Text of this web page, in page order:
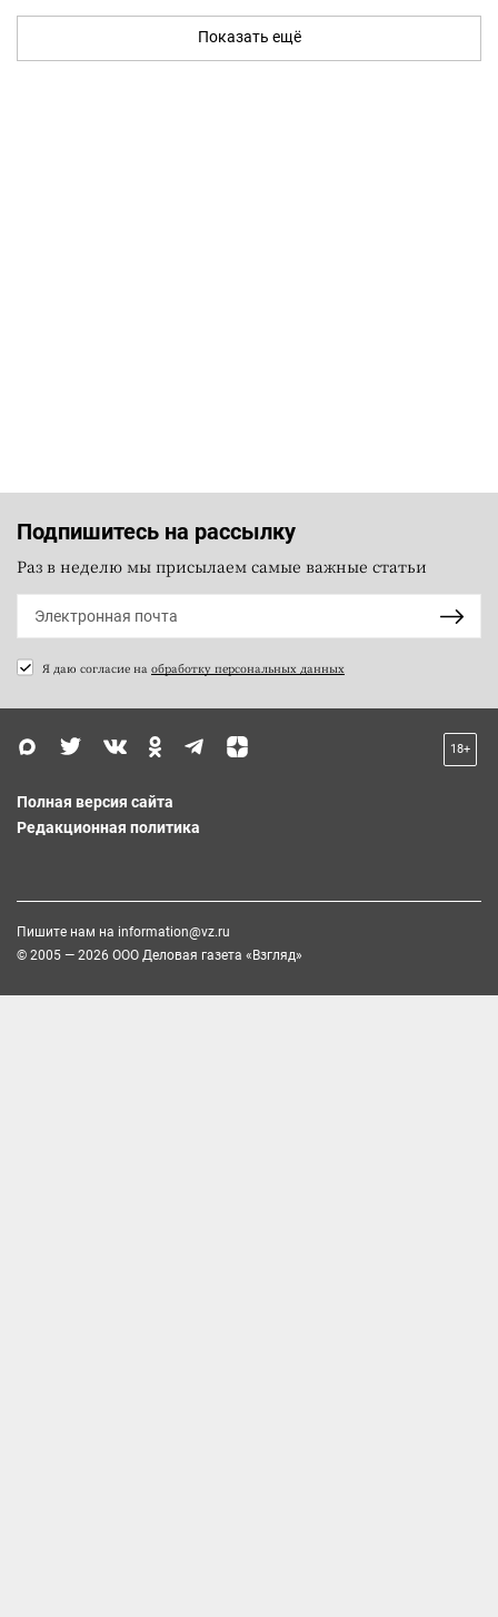
Показать ещё
Подпишитесь на рассылку
Раз в неделю мы присылаем самые важные статьи
Я даю согласие на обработку персональных данных
18+
Полная версия сайта
Редакционная политика
Пишите нам на information@vz.ru
© 2005 — 2026 ООО Деловая газета «Взгляд»